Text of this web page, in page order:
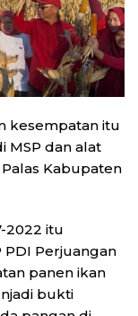
kesempatan itu
MSP dan alat
Kabupaten
2022 itu
PDI Perjuangan
panen ikan
bukti